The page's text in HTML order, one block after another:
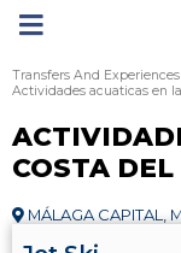
Transfers And Experiences
Actividades acuaticas en
COSTA DEL
MÁLAGA CAPITAL,